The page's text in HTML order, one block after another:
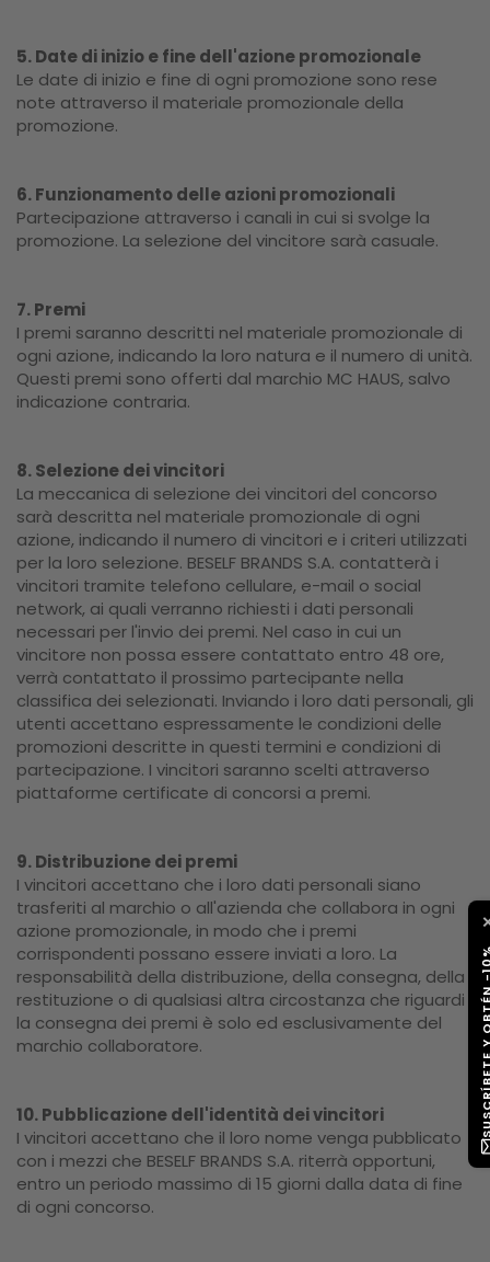
5. Date di inizio e fine dell'azione promozionale
Le date di inizio e fine di ogni promozione sono rese
note attraverso il materiale promozionale della
promozione.
6. Funzionamento delle azioni promozionali
Partecipazione attraverso i canali in cui si svolge la
promozione. La selezione del vincitore sarà casuale.
7. Premi
I premi saranno descritti nel materiale promozionale di
ogni azione, indicando la loro natura e il numero di unità.
Questi premi sono offerti dal marchio MC HAUS, salvo
indicazione contraria.
8. Selezione dei vincitori
La meccanica di selezione dei vincitori del concorso
sarà descritta nel materiale promozionale di ogni
azione, indicando il numero di vincitori e i criteri utilizzati
per la loro selezione. BESELF BRANDS S.A. contatterà i
vincitori tramite telefono cellulare, e-mail o social
network, ai quali verranno richiesti i dati personali
necessari per l'invio dei premi. Nel caso in cui un
vincitore non possa essere contattato entro 48 ore,
verrà contattato il prossimo partecipante nella
classifica dei selezionati. Inviando i loro dati personali, gli
utenti accettano espressamente le condizioni delle
promozioni descritte in questi termini e condizioni di
partecipazione. I vincitori saranno scelti attraverso
piattaforme certificate di concorsi a premi.
9. Distribuzione dei premi
I vincitori accettano che i loro dati personali siano
trasferiti al marchio o all'azienda che collabora in ogni
azione promozionale, in modo che i premi
corrispondenti possano essere inviati a loro. La
responsabilità della distribuzione, della consegna, della
restituzione o di qualsiasi altra circostanza che riguardi
la consegna dei premi è solo ed esclusivamente del
marchio collaboratore.
10. Pubblicazione dell'identità dei vincitori
I vincitori accettano che il loro nome venga pubblicato
con i mezzi che BESELF BRANDS S.A. riterrà opportuni,
entro un periodo massimo di 15 giorni dalla data di fine
di ogni concorso.